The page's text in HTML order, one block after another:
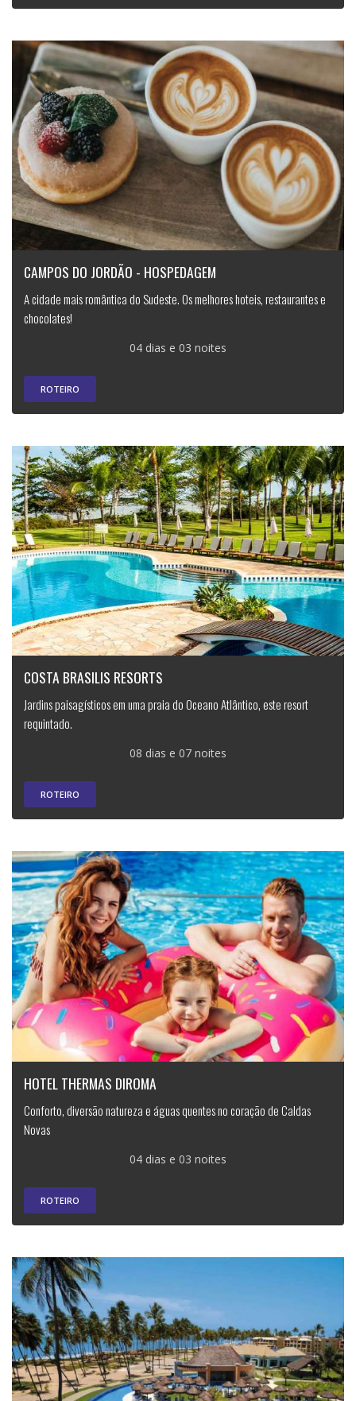
CAMPOS DO JORDÃO - HOSPEDAGEM
A cidade mais romântica do Sudeste. Os melhores hoteis, restaurantes e
chocolates!
04 dias e 03 noites
ROTEIRO
COSTA BRASILIS RESORTS
Jardins paisagísticos em uma praia do Oceano Atlântico, este resort
requintado.
08 dias e 07 noites
ROTEIRO
HOTEL THERMAS DIROMA
Conforto, diversão natureza e águas quentes no coração de Caldas
Novas
04 dias e 03 noites
ROTEIRO